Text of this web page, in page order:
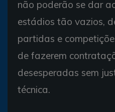
não poderão se dar
estádios tão vazios,
partidas e
de fazerem
desesperadas sem
técnica.